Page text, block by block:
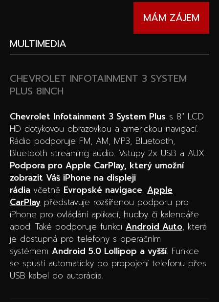
MÁM ZÁJEM
MULTIMEDIA
CHEVROLET INFOTAINMENT 3 SYSTEM
PLUS 8INCH
Chevrolet Infotainment 3 System Plus s 8″ LCD
HD dotykovou obrazovkou a americkou navigací.
Rádio podporuje FM, AM, MP3, Bluetooth,
Bluetooth streaming audio. Vstupy 2x USB a AUX.
Podpora pro Apple CarPlay, který umožní
zobrazit Váš iPhone na displeji
rádia včetně Evropské navigace. Apple
CarPlay představuje rozšířenou podporu pro
iPhone pro ovládání aplikací, hudby či kalendáře
apod. Také podporuje funkci Android Auto, která
je dostupná pro telefony s operačním
systémem Android 5.0 Lollipop a vyšší. Funkce
se spustí automaticky po propojení telefonu přes
USB kabel do autorádia.